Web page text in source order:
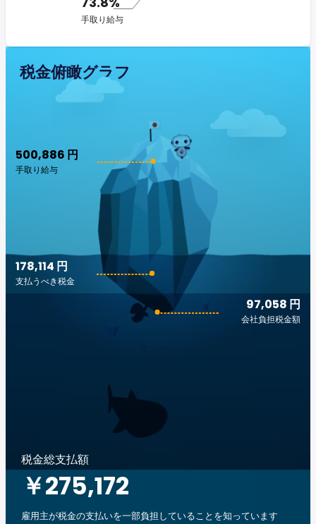
手取り給与
税金俯瞰グラフ
500,886 円
手取り給与
97,058 円
会社負担税金額
178,114 円
支払うべき税金
税金総支払額
￥275,172
雇用主が税金の支払いを一部負担していることを知っています